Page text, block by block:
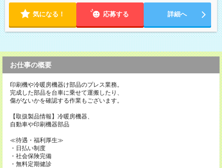
気になる！ 応募する 詳細へ
お仕事の概要
印刷機や冷暖房機器け部品のプレス業務。
完成した部品を台車に乗せて運搬したり、
傷がないかを確認する作業もございます。
【取扱製品情報】冷暖房機器、
自動車や印刷機器部品
≪待遇・福利厚生≫
・日払い制度
・社会保険完備
・無料定期健診